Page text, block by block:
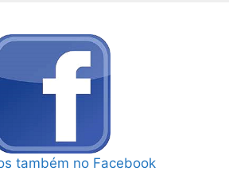
também no Facebook